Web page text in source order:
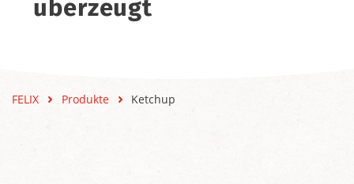
überzeugt
FELIX Produkte Ketchup